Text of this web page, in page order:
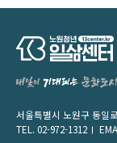
서울특별시 노원구 동일
TEL.02-972-1312